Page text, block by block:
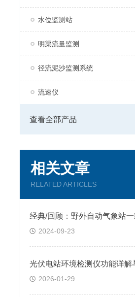
水位监测站
明渠流量监测
径流泥沙监测系统
流速仪
查看全部产品
相关文章
RELATED ARTICLES
2024-09-23
2026-01-29